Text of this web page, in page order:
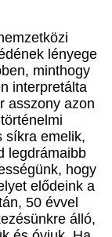
lényege
minthogy
interpretálta
asszony azon
síkra emelik,
legdrámaibb
hogy
elődeink a
50 évvel
álló,